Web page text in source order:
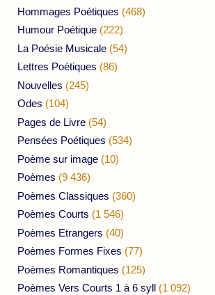
Hommages Poétiques (468)
Humour Poétique (222)
La Poésie Musicale (54)
Lettres Poétiques (86)
Nouvelles (245)
Odes (104)
Pages de Livre (54)
Pensées Poétiques (534)
Poème sur image (10)
Poèmes (9 436)
Poèmes Classiques (360)
Poèmes Courts (1 546)
Poèmes Etrangers (40)
Poèmes Formes Fixes (77)
Poèmes Romantiques (125)
Poèmes Vers Courts 1 à 6 syll (1 092)